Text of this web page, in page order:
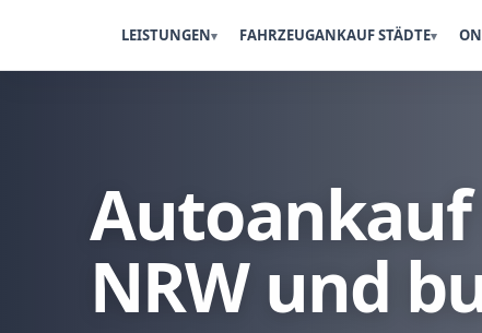
LEISTUNGEN FAHRZEUGANKAUF STÄDTE
Autoankauf
NRW und